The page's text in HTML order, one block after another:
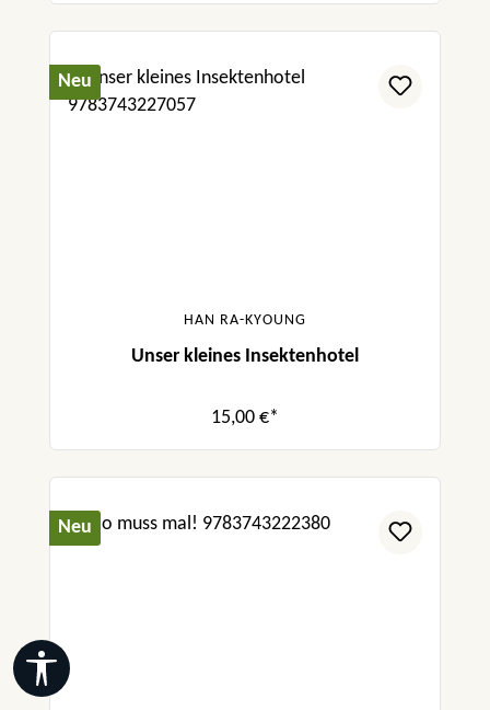
Neu
HAN RA-KYOUNG
Unser kleines Insektenhotel
15,00 €*
Neu
Werkzeugleiste anzeigen